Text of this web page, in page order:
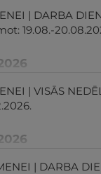
| DARBA
19.08.-
| VISĀS
| DARBA